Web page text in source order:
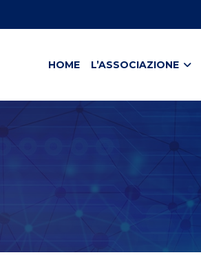
HOME L’ASSOCIAZIONE